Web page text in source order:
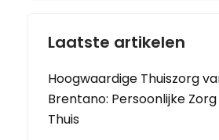
Laatste artikelen
Hoogwaardige Thuiszorg
Brentano: Persoonlijke Zorg
Thuis